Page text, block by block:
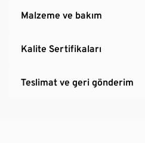
Malzeme ve bakım
Kalite Sertifikaları
Teslimat ve geri gönderim